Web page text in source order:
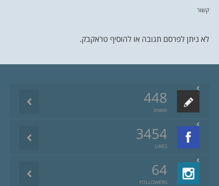
קשור
לא ניתן לפרסם תגובה או להוסיף טראקבק.
448
פוסטים
3454
LIKES
64
FOLLOWERS